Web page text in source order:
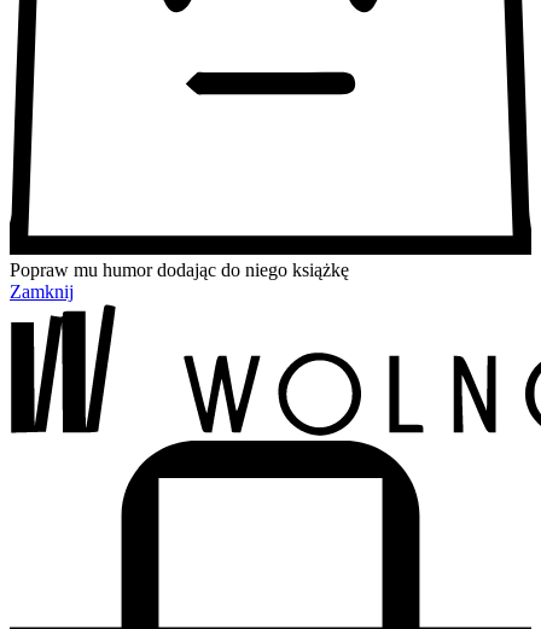
Popraw mu humor dodając do niego książkę
Zamknij
Przejdź
treści
Przejdź
menu
Przejdź
wyszukiwarki
Przejdź
koszyka